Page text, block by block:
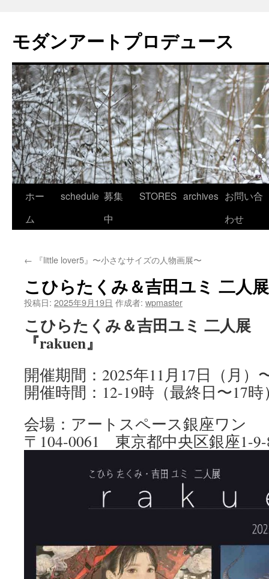
モダンアートプロデュース
ン
へ
プ
ホー
ム
schedule 募集
中
STORES archives お問い合
わせ
← 『little lover5』〜小さなサイズの人物画展〜
こひらたくみ＆吉田ユミ 二人
投稿日: 2025年9月19日 作成者: wpmaster
こひらたくみ＆吉田ユミ 二人展
『rakuen』
開催期間：2025年11月17日（月）
開催時間：12-19時（最終日〜17時
会場：アートスペース銀座ワン
〒104-0061 東京都中央区銀座1-